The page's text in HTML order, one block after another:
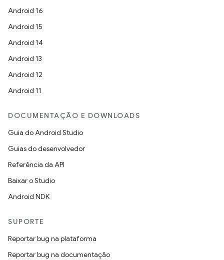
Android 16
Android 15
Android 14
Android 13
Android 12
Android 11
DOCUMENTAÇÃO E DOWNLOADS
Guia do Android Studio
Guias do desenvolvedor
Referência da API
Baixar o Studio
Android NDK
SUPORTE
Reportar bug na plataforma
Reportar bug na documentação